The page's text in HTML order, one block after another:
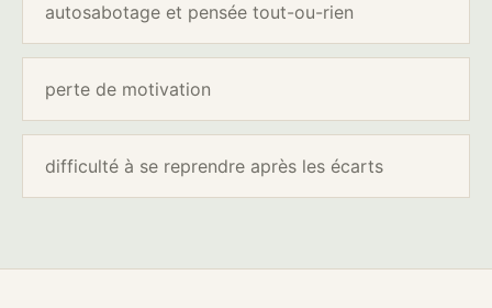
autosabotage et pensée tout-ou-rien
perte de motivation
difficulté à se reprendre après les écarts